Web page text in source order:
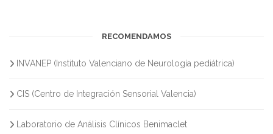
RECOMENDAMOS
INVANEP (Instituto Valenciano de Neurología pediátrica)
CIS (Centro de Integración Sensorial Valencia)
Laboratorio de Análisis Clínicos Benimaclet